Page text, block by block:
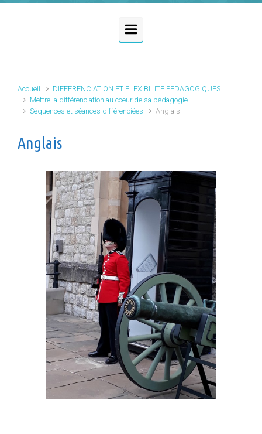
Accueil
DIFFERENCIATION ET FLEXIBILITE PEDAGOGIQUES
Mettre la différenciation au coeur de sa pédagogie
Séquences et séances différenciées
Anglais
Anglais